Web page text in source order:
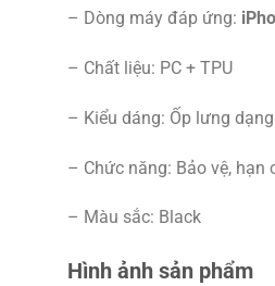
– Dòng máy đáp ứng:
– Chất liệu: PC + TPU
– Kiểu dáng: Ốp lưng
– Chức năng: Bảo vệ, hạn
– Màu sắc: Black
Hình ảnh sản phẩm